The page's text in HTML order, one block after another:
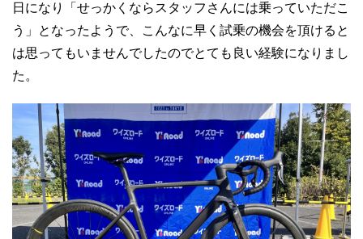
日になり「せっかくならスタッフさんには乗っていただこ
う」となったようで、こんなに早く試乗の機会を頂けると
は思ってもいませんでしたのでとても良い経験になりまし
た。